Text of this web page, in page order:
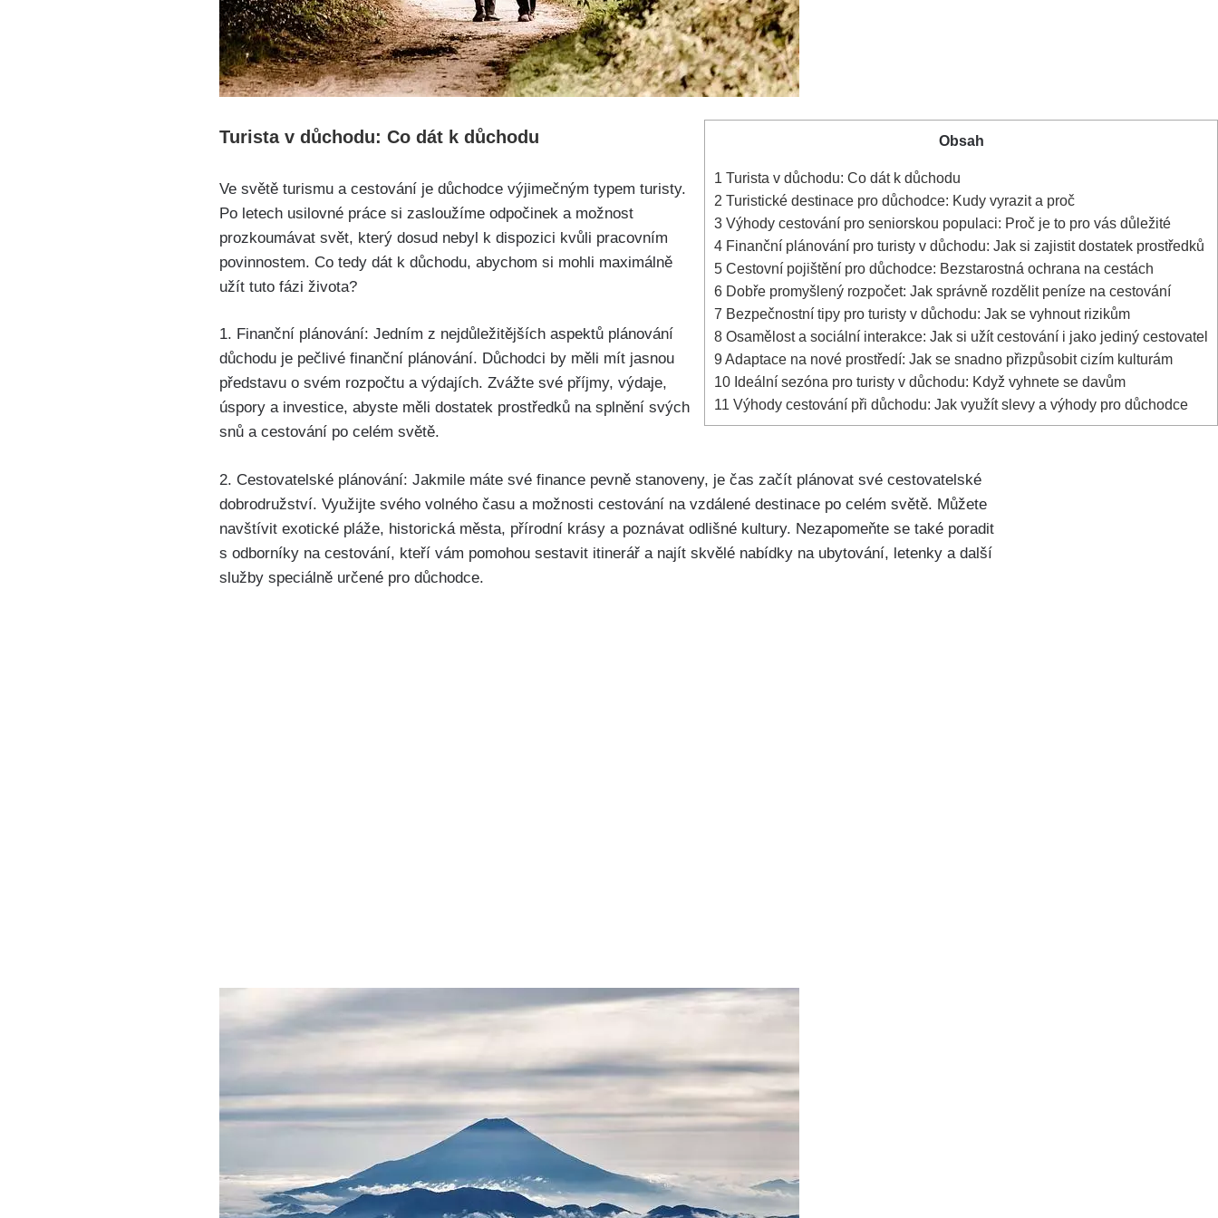
Obsah
1 Turista v důchodu: Co dát k důchodu
2 Turistické destinace pro důchodce: Kudy vyrazit a proč
3 Výhody cestování pro seniorskou populaci: Proč je to pro vás důležité
4 Finanční plánování pro turisty v důchodu: Jak si zajistit dostatek prostředků
5 Cestovní pojištění pro důchodce: Bezstarostná ochrana na cestách
6 Dobře promyšlený rozpočet: Jak správně rozdělit peníze na cestování
7 Bezpečnostní tipy pro turisty v důchodu: Jak se vyhnout rizikům
8 Osamělost a sociální interakce: Jak si užít cestování i jako jediný cestovatel
9Adaptace na nové prostředí: Jak se snadno přizpůsobit cizím kulturám
10 Ideální sezóna pro turisty v důchodu: Když vyhnete se davům
11 Výhody cestování při důchodu: Jak využít slevy a výhody pro důchodce
Turista v důchodu: Co dát k důchodu
Ve světě turismu a cestování je důchodce výjimečným typem turisty.
Po letech usilovné práce si zasloužíme odpočinek a možnost
prozkoumávat svět, který dosud nebyl k dispozici kvůli pracovním
povinnostem. Co tedy dát k důchodu, abychom si mohli maximálně
užít tuto fázi života?
1. Finanční plánování: Jedním z nejdůležitějších aspektů plánování
důchodu je pečlivé finanční plánování. Důchodci by měli mít jasnou
představu o svém rozpočtu a výdajích. Zvážte své příjmy, výdaje,
úspory a investice, abyste měli dostatek prostředků na splnění svých
snů a cestování po celém světě.
2. Cestovatelské plánování: Jakmile máte své finance pevně stanoveny, je čas začít plánovat své cestovatelské
dobrodružství. Využijte svého volného času a možnosti cestování na vzdálené destinace po celém světě. Můžete
navštívit exotické pláže, historická města, přírodní krásy a poznávat odlišné kultury. Nezapomeňte se také poradit
s odborníky na cestování, kteří vám pomohou sestavit itinerář a najít skvělé nabídky na ubytování, letenky a další
služby speciálně určené pro důchodce.